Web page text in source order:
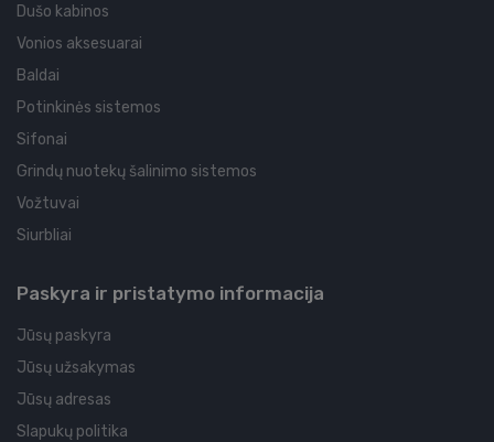
Dušo kabinos
Vonios aksesuarai
Baldai
Potinkinės sistemos
Sifonai
Grindų nuotekų šalinimo sistemos
Vožtuvai
Siurbliai
Paskyra ir pristatymo informacija
Jūsų paskyra
Jūsų užsakymas
Jūsų adresas
Slapukų politika